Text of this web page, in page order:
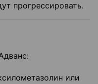
прогрессировать.
или